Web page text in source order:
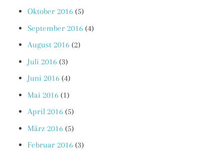
Oktober 2016 (5)
September 2016 (4)
August 2016 (2)
Juli 2016 (3)
Juni 2016 (4)
Mai 2016 (1)
April 2016 (5)
März 2016 (5)
Februar 2016 (3)